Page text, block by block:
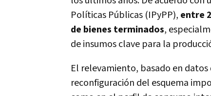
Políticas Públicas (IPyPP), entre
de bienes terminados,
de insumos clave para la
El relevamiento, basado en
reconfiguración del esquema